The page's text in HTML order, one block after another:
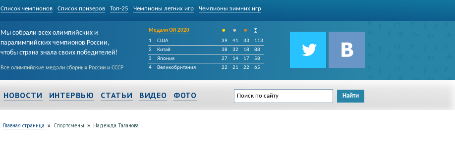
Список чемпионов Список призеров Топ-25 Чемпионы летних игр Чемпионы зимних игр
Мы собрали всех олимпийских и
паралимпийских чемпионов России,
чтобы страна знала своих победителей!
Все олимпийские медали сборных России и СССР
Медали ОИ-2020 • • •
∑
1
США 39 41 33
113
2
Китай 38 32 18
88
3
Япония 27 14 17
58
4
Великобритания 22 21 22 65
НОВОСТИ ИНТЕРВЬЮ СТАТЬИ ВИДЕО ФОТО
Главная страница » Спортсмены » Надежда Таланова